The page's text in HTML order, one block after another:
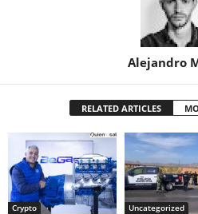
Alejandro
RELATED ARTICLES
Crypto Uncategorized